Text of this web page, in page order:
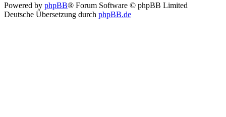
Powered by phpBB® Forum Software © phpBB Limited
Deutsche Übersetzung durch phpBB.de